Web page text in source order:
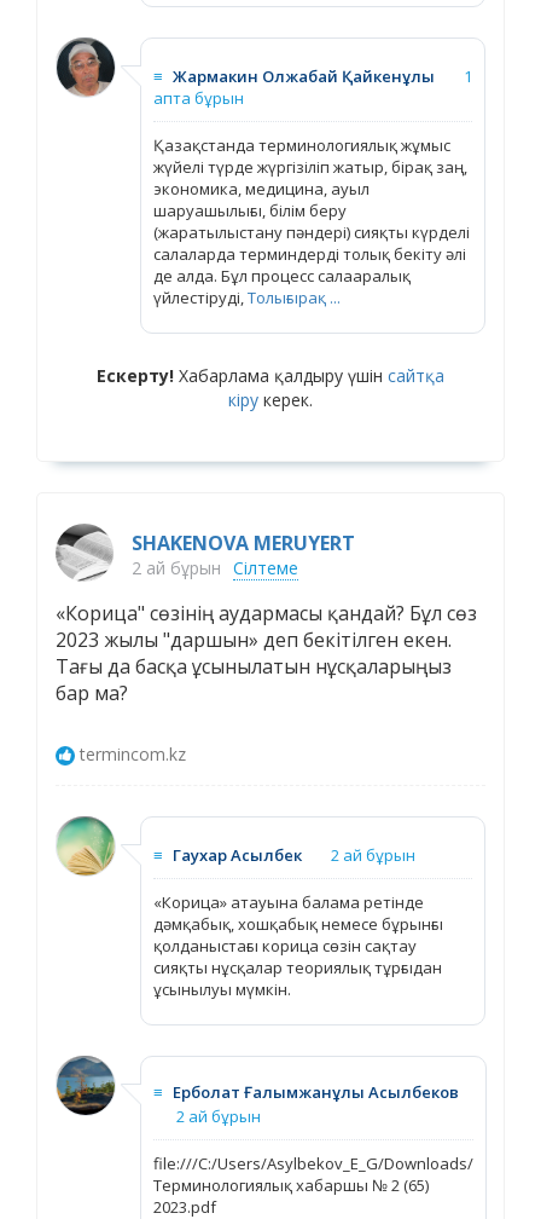
≡ Жармакин Олжабай Қайкенұлы
1
апта бұрын
Қазақстанда терминологиялық жұмыс
жүйелі түрде жүргізіліп жатыр, бірақ заң,
экономика, медицина, ауыл
шаруашылығы, білім беру
(жаратылыстану пәндері) сияқты күрделі
салаларда терминдерді толық бекіту әлі
де алда. Бұл процесс салааралық
үйлестіруді,Толығырақ ...
Ескерту! Хабарлама қалдыру үшін сайтқа
кіру керек.
SHAKENOVA MERUYERT
2 ай бұрын Сілтеме
«Корица" сөзінің аудармасы қандай? Бұл сөз
2023 жылы "даршын» деп бекітілген екен.
Тағы да басқа ұсынылатын нұсқаларыңыз
бар ма?
termincom.kz
≡ Гаухар Асылбек 2 ай бұрын
«Корица» атауына балама ретінде
дәмқабық, хошқабық немесе бұрынғы
қолданыстағы корица сөзін сақтау
сияқты нұсқалар теориялық тұрғыдан
ұсынылуы мүмкін.
≡ Ерболат Ғалымжанұлы Асылбеков
2 ай бұрын
file:///C:/Users/Asylbekov_E_G/Downloads/
Терминологиялық хабаршы № 2 (65)
2023.pdf